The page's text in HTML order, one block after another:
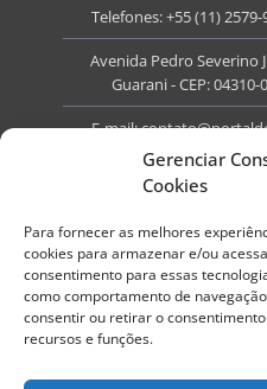
Gerenciar
Cookies
Para fornecer as melhores
cookies para armazenar e/ou
consentimento para essas
como comportamento de
consentir ou retirar o
recursos e funções.
Telefones:+55 (11) 2579-
Avenida Pedro Severino
Guarani - CEP:
E-mail:
Website: